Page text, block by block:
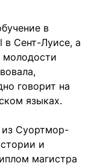
в
в Сент-Луисе, а
говорит на
языках.
из Суортмор-
и
магистра